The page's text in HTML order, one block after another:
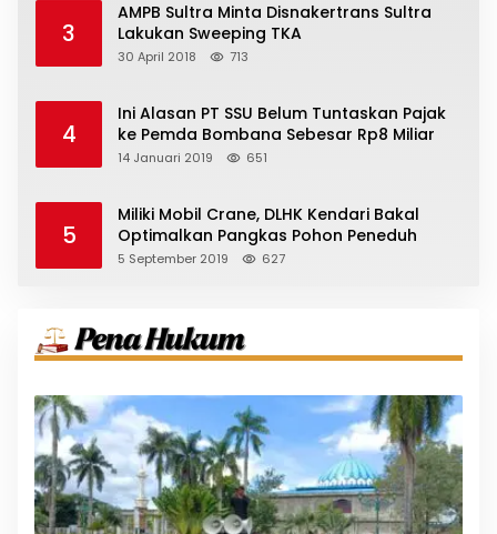
3
AMPB Sultra Minta Disnakertrans Sultra
Lakukan Sweeping TKA
30 April 2018 713
4
Ini Alasan PT SSU Belum Tuntaskan Pajak
ke Pemda Bombana Sebesar Rp8 Miliar
14 Januari 2019 651
5
Miliki Mobil Crane, DLHK Kendari Bakal
Optimalkan Pangkas Pohon Peneduh
5 September 2019 627